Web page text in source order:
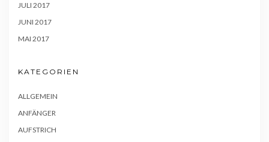
JULI 2017
JUNI 2017
MAI 2017
KATEGORIEN
ALLGEMEIN
ANFÄNGER
AUFSTRICH